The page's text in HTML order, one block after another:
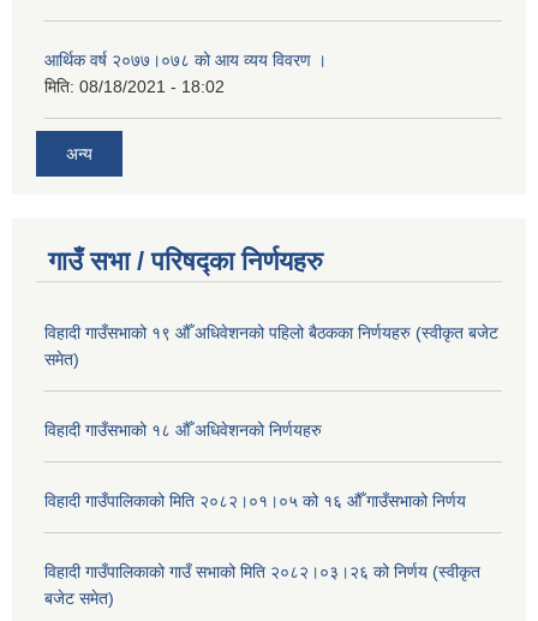
आर्थिक वर्ष २०७७।०७८ को आय व्यय विवरण ।
मिति: 08/18/2021 - 18:02
अन्य
गाउँ सभा / परिषद्का निर्णयहरु
विहादी गाउँसभाको १९ औँ अधिवेशनको पहिलो बैठकका निर्णयहरु (स्वीकृत बजेट
समेत)
विहादी गाउँसभाको १८ औँ अधिवेशनको निर्णयहरु
विहादी गाउँपालिकाको मिति २०८२।०१।०५ को १६ औँ गाउँसभाको निर्णय
विहादी गाउँपालिकाको गाउँ सभाको मिति २०८२।०३।२६ को निर्णय (स्वीकृत
बजेट समेत)